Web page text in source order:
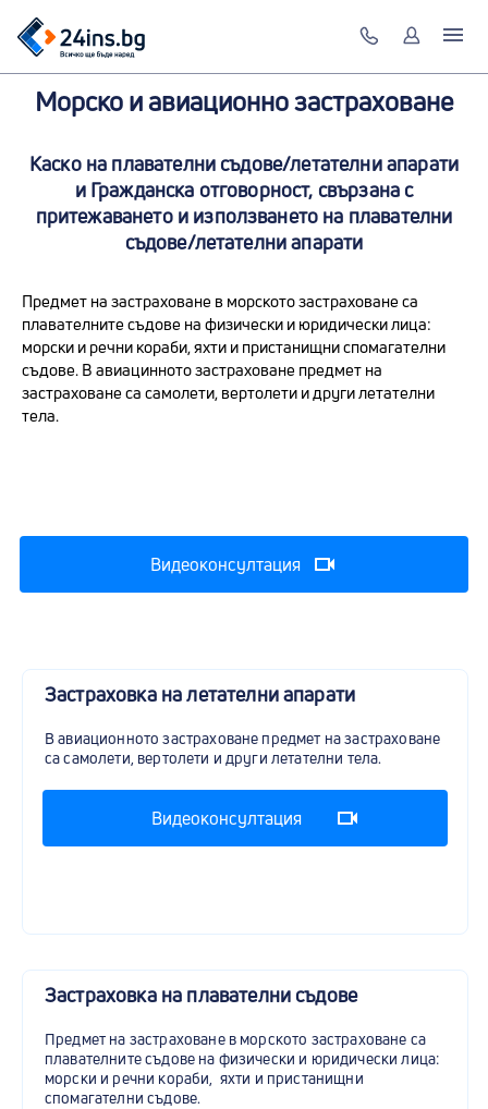
Морско и авиационно застраховане
Каско на плавателни съдове/летателни апарати
и Гражданска отговорност, свързана с
притежаването и използването на плавателни
съдове/летателни апарати
Предмет на застраховане в морското застраховане са
плавателните съдове на физически и юридически лица:
морски и речни кораби, яхти и пристанищни спомагателни
съдове. В авиацинното застраховане предмет на
застраховане са самолети, вертолети и други летателни
тела.
Видеоконсултация
Застраховка на летателни апарати
В авиационното застраховане предмет на застраховане
са самолети, вертолети и други летателни тела.
Видеоконсултация
Застраховка на плавателни съдове
Предмет на застраховане в морското застраховане са
плавателните съдове на физически и юридически лица:
морски и речни кораби, яхти и пристанищни
спомагателни съдове.